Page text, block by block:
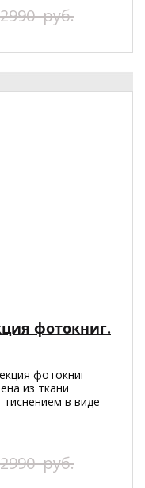
2990 руб.
фотокниг.
фотокниг
из ткани
в виде
2990 руб.